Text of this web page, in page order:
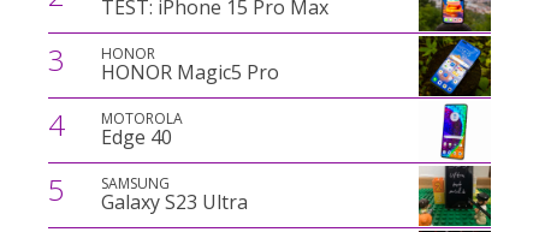
TEST: iPhone 15 Pro Max
3 HONOR
HONOR Magic5 Pro
4 MOTOROLA
Edge 40
5 SAMSUNG
Galaxy S23 Ultra